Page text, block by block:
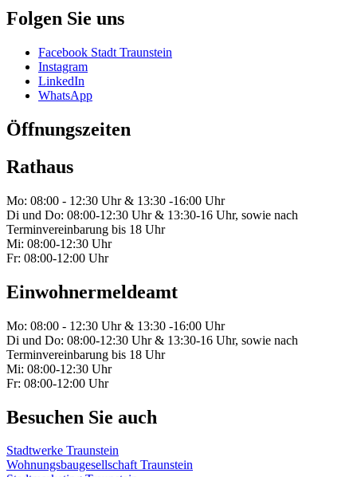
Folgen Sie uns
Facebook Stadt Traunstein
Instagram
LinkedIn
WhatsApp
Öffnungszeiten
Rathaus
Mo: 08:00 - 12:30 Uhr & 13:30 -16:00 Uhr
Di und Do: 08:00-12:30 Uhr & 13:30-16 Uhr, sowie nach
Terminvereinbarung bis 18 Uhr
Mi: 08:00-12:30 Uhr
Fr: 08:00-12:00 Uhr
Einwohnermeldeamt
Mo: 08:00 - 12:30 Uhr & 13:30 -16:00 Uhr
Di und Do: 08:00-12:30 Uhr & 13:30-16 Uhr, sowie nach
Terminvereinbarung bis 18 Uhr
Mi: 08:00-12:30 Uhr
Fr: 08:00-12:00 Uhr
Besuchen Sie auch
Stadtwerke Traunstein
Wohnungsbaugesellschaft Traunstein